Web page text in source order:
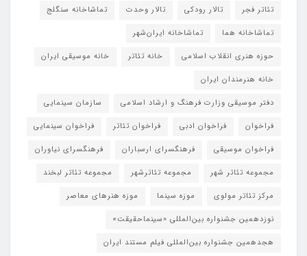
تئاتر فجر
تالار رودکی تالار وحدت
تماشاخانه سنگلج
تماشاخانه هما
تماشاخانه‌ ایران‌شهر
حوزه هنری انقلاب اسلامی
خانه تئاتر
خانه موسیقی ایران
خانه هنرمندان ایران
دفتر موسیقی وزارت فرهنگ و ارشاد اسلامی
سازمان سینمایی
فراخوان
فراخوان ادبی فراخوان تئاتر
فراخوان سینمایی
فراخوان موسیقی
فرهنگسرای ارسباران
فرهنگسرای نیاوران
مجموعه تئاتر شهر
مجموعه تئاترشهر
مجموعه تئاتر لبخند
مرکز تئاتر مولوی
موزه سینما
موزه هنرهای معاصر
نوزدهمین جشنواره بین‌المللی «سینماحقیقت»
هجدهمین جشنواره بین‌المللی فیلم مستند ایران